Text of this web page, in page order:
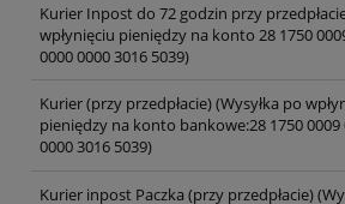
Kurier Inpost do 72 godzin przy
wpłynięciu pieniędzy na konto 28 1750
0000 0000 3016 5039)
Kurier (przy przedpłacie)(Wysyłka po
pieniędzy na konto bankowe:28 1750 0009
0000 3016 5039)
Kurier inpost Paczka (przy przedpłacie)